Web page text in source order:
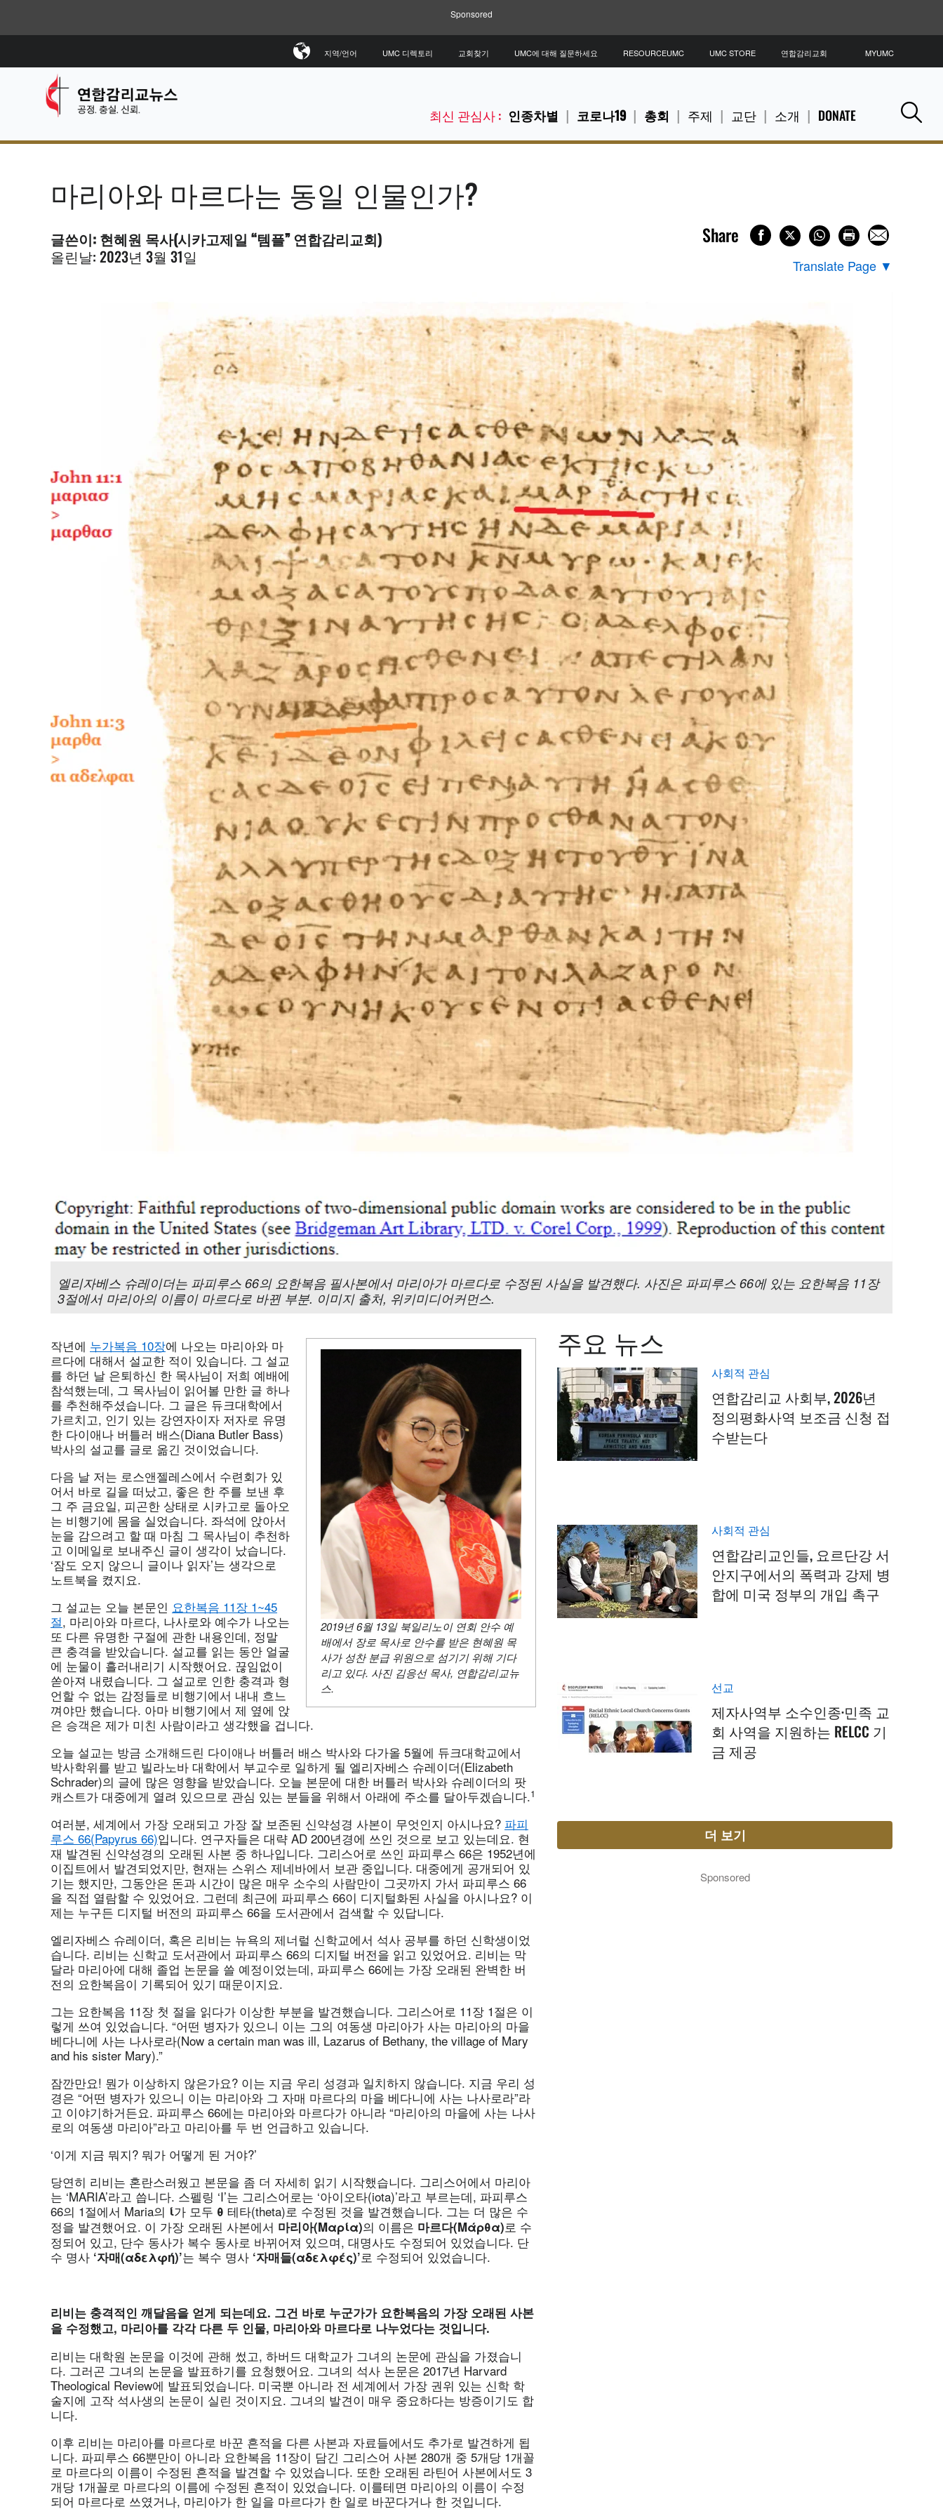
Sponsored
최신 관심사 : 인종차별 코로나19 총회 주제 교단 소개 DONATE
지역/언어 UMC 디렉토리 교회찾기 UMC에 대해 질문하세요 RESOURCEUMC UMC STORE 연합감리교회 MYUMC
마리아와 마르다는 동일 인물인가?
글쓴이: 현혜원 목사(시카고제일 “템플” 연합감리교회)
올린날: 2023년 3월 31일
Share
Translate Page ▼
엘리자베스 슈레이더는 파피루스 66의 요한복음 필사본에서 마리아가 마르다로 수정된 사실을 발견했다. 사진은 파피루스 66에 있는 요한복음 11장
3절에서 마리아의 이름이 마르다로 바뀐 부분. 이미지 출처, 위키미디어커먼스.
2019년 6월 13일 북일리노이 연회 안수 예
배에서 장로 목사로 안수를 받은 현혜원 목
사가 성찬 분급 위원으로 섬기기 위해 기다
리고 있다. 사진 김응선 목사, 연합감리교뉴
스.
작년에 누가복음 10장에 나오는 마리아와 마
르다에 대해서 설교한 적이 있습니다. 그 설교
를 하던 날 은퇴하신 한 목사님이 저희 예배에
참석했는데, 그 목사님이 읽어볼 만한 글 하나
를 추천해주셨습니다. 그 글은 듀크대학에서
가르치고, 인기 있는 강연자이자 저자로 유명
한 다이애나 버틀러 배스(Diana Butler Bass)
박사의 설교를 글로 옮긴 것이었습니다.
다음 날 저는 로스앤젤레스에서 수련회가 있
어서 바로 길을 떠났고, 좋은 한 주를 보낸 후
그 주 금요일, 피곤한 상태로 시카고로 돌아오
는 비행기에 몸을 실었습니다. 좌석에 앉아서
눈을 감으려고 할 때 마침 그 목사님이 추천하
고 이메일로 보내주신 글이 생각이 났습니다.
‘잠도 오지 않으니 글이나 읽자’는 생각으로
노트북을 켰지요.
그 설교는 오늘 본문인 요한복음 11장 1~45
절, 마리아와 마르다, 나사로와 예수가 나오는
또 다른 유명한 구절에 관한 내용인데, 정말
큰 충격을 받았습니다. 설교를 읽는 동안 얼굴
에 눈물이 흘러내리기 시작했어요. 끊임없이
쏟아져 내렸습니다. 그 설교로 인한 충격과 형
언할 수 없는 감정들로 비행기에서 내내 흐느
껴야만 했습니다. 아마 비행기에서 제 옆에 앉
은 승객은 제가 미친 사람이라고 생각했을 겁니다.
오늘 설교는 방금 소개해드린 다이애나 버틀러 배스 박사와 다가올 5월에 듀크대학교에서
박사학위를 받고 빌라노바 대학에서 부교수로 일하게 될 엘리자베스 슈레이더(Elizabeth
Schrader)의 글에 많은 영향을 받았습니다. 오늘 본문에 대한 버틀러 박사와 슈레이더의 팟
캐스트가 대중에게 열려 있으므로 관심 있는 분들을 위해서 아래에 주소를 달아두겠습니다.1
여러분, 세계에서 가장 오래되고 가장 잘 보존된 신약성경 사본이 무엇인지 아시나요? 파피
루스 66(Papyrus 66)입니다. 연구자들은 대략 AD 200년경에 쓰인 것으로 보고 있는데요. 현
재 발견된 신약성경의 오래된 사본 중 하나입니다. 그리스어로 쓰인 파피루스 66은 1952년에
이집트에서 발견되었지만, 현재는 스위스 제네바에서 보관 중입니다. 대중에게 공개되어 있
기는 했지만, 그동안은 돈과 시간이 많은 매우 소수의 사람만이 그곳까지 가서 파피루스 66
을 직접 열람할 수 있었어요. 그런데 최근에 파피루스 66이 디지털화된 사실을 아시나요? 이
제는 누구든 디지털 버전의 파피루스 66을 도서관에서 검색할 수 있답니다.
엘리자베스 슈레이더, 혹은 리비는 뉴욕의 제너럴 신학교에서 석사 공부를 하던 신학생이었
습니다. 리비는 신학교 도서관에서 파피루스 66의 디지털 버전을 읽고 있었어요. 리비는 막
달라 마리아에 대해 졸업 논문을 쓸 예정이었는데, 파피루스 66에는 가장 오래된 완벽한 버
전의 요한복음이 기록되어 있기 때문이지요.
그는 요한복음 11장 첫 절을 읽다가 이상한 부분을 발견했습니다. 그리스어로 11장 1절은 이
렇게 쓰여 있었습니다. “어떤 병자가 있으니 이는 그의 여동생 마리아가 사는 마리아의 마을
베다니에 사는 나사로라(Now a certain man was ill, Lazarus of Bethany, the village of Mary
and his sister Mary).”
잠깐만요! 뭔가 이상하지 않은가요? 이는 지금 우리 성경과 일치하지 않습니다. 지금 우리 성
경은 “어떤 병자가 있으니 이는 마리아와 그 자매 마르다의 마을 베다니에 사는 나사로라”라
고 이야기하거든요. 파피루스 66에는 마리아와 마르다가 아니라 “마리아의 마을에 사는 나사
로의 여동생 마리아”라고 마리아를 두 번 언급하고 있습니다.
‘이게 지금 뭐지? 뭐가 어떻게 된 거야?’
당연히 리비는 혼란스러웠고 본문을 좀 더 자세히 읽기 시작했습니다. 그리스어에서 마리아
는 ‘MARIA’라고 씁니다. 스펠링 ‘I’는 그리스어로는 ‘아이오타(iota)’라고 부르는데, 파피루스
66의 1절에서 Maria의 ί가 모두 θ 테타(theta)로 수정된 것을 발견했습니다. 그는 더 많은 수
정을 발견했어요. 이 가장 오래된 사본에서 마리아(Μαρία)의 이름은 마르다(Μάρθα)로 수
정되어 있고, 단수 동사가 복수 동사로 바뀌어져 있으며, 대명사도 수정되어 있었습니다. 단
수 명사 ‘자매(αδελφή)’는 복수 명사 ‘자매들(αδελφές)’로 수정되어 있었습니다.
리비는 충격적인 깨달음을 얻게 되는데요. 그건 바로 누군가가 요한복음의 가장 오래된 사본
을 수정했고, 마리아를 각각 다른 두 인물, 마리아와 마르다로 나누었다는 것입니다.
리비는 대학원 논문을 이것에 관해 썼고, 하버드 대학교가 그녀의 논문에 관심을 가졌습니
다. 그러곤 그녀의 논문을 발표하기를 요청했어요. 그녀의 석사 논문은 2017년 Harvard
Theological Review에 발표되었습니다. 미국뿐 아니라 전 세계에서 가장 권위 있는 신학 학
술지에 고작 석사생의 논문이 실린 것이지요. 그녀의 발견이 매우 중요하다는 방증이기도 합
니다.
이후 리비는 마리아를 마르다로 바꾼 흔적을 다른 사본과 자료들에서도 추가로 발견하게 됩
니다. 파피루스 66뿐만이 아니라 요한복음 11장이 담긴 그리스어 사본 280개 중 5개당 1개꼴
로 마르다의 이름이 수정된 흔적을 발견할 수 있었습니다. 또한 오래된 라틴어 사본에서도 3
개당 1개꼴로 마르다의 이름에 수정된 흔적이 있었습니다. 이를테면 마리아의 이름이 수정
되어 마르다로 쓰였거나, 마리아가 한 일을 마르다가 한 일로 바꾼다거나 한 것입니다.
주요 뉴스
사회적 관심
연합감리교 사회부, 2026년
정의평화사역 보조금 신청 접
수받는다
사회적 관심
연합감리교인들, 요르단강 서
안지구에서의 폭력과 강제 병
합에 미국 정부의 개입 촉구
선교
제자사역부 소수인종·민족 교
회 사역을 지원하는 RELCC 기
금 제공
더 보기
Sponsored